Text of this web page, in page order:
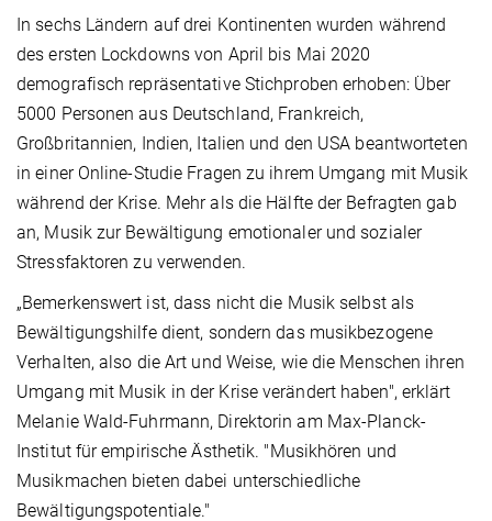
In sechs Ländern auf drei Kontinenten wurden während
des ersten Lockdowns von April bis Mai 2020
demografisch repräsentative Stichproben erhoben: Über
5000 Personen aus Deutschland, Frankreich,
Großbritannien, Indien, Italien und den USA beantworteten
in einer Online-Studie Fragen zu ihrem Umgang mit Musik
während der Krise. Mehr als die Hälfte der Befragten gab
an, Musik zur Bewältigung emotionaler und sozialer
Stressfaktoren zu verwenden.
„Bemerkenswert ist, dass nicht die Musik selbst als
Bewältigungshilfe dient, sondern das musikbezogene
Verhalten, also die Art und Weise, wie die Menschen ihren
Umgang mit Musik in der Krise verändert haben", erklärt
Melanie Wald-Fuhrmann, Direktorin am Max-Planck-
Institut für empirische Ästhetik. "Musikhören und
Musikmachen bieten dabei unterschiedliche
Bewältigungspotentiale."